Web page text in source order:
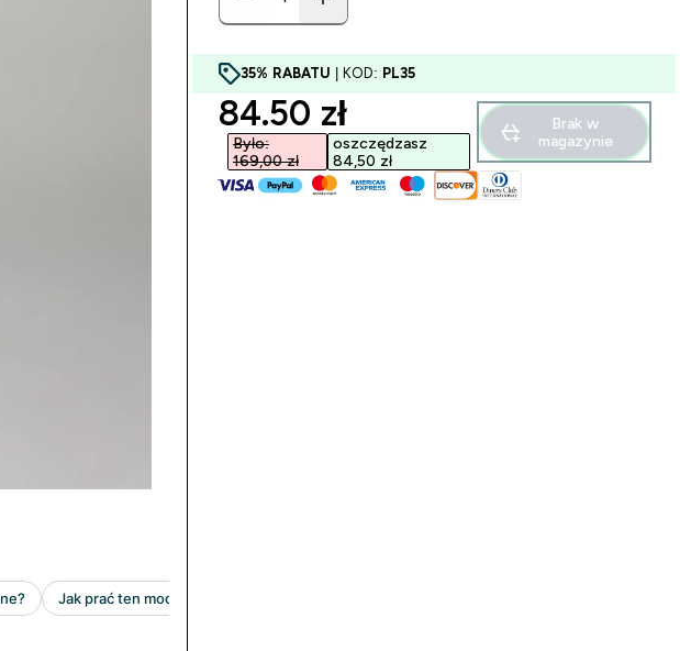
35% RABATU | KOD: PL35
discounted price
84.50 zł‎
Było:
169,00 zł‎
oszczędzasz
84,50 zł‎
Brak w
magazynie